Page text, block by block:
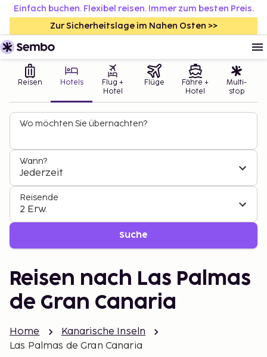
Einfach buchen. Flexibel reisen. Immer zum besten Preis.
Zur Sicherheitslage im Nahen Osten >>
Reisen Hotels
Flug +
Hotel
Flüge
Fähre +
Hotel
Multi-
stop
Wo möchten Sie übernachten?
Wann?
Jederzeit
Reisende
2 Erw.
Suche
Reisen nach Las Palmas
de Gran Canaria
Home
Kanarische Inseln
Las Palmas de Gran Canaria